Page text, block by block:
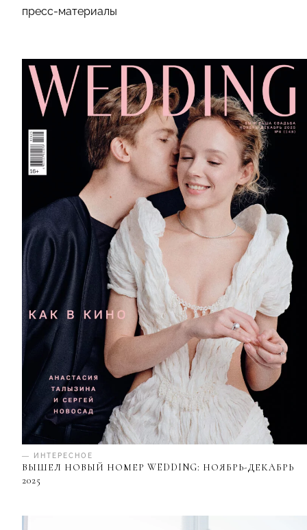
пресс-материалы
— ИНТЕРЕСНОЕ
ВЫШЕЛ НОВЫЙ НОМЕР WEDDING: НОЯБРЬ-ДЕКАБРЬ
2025